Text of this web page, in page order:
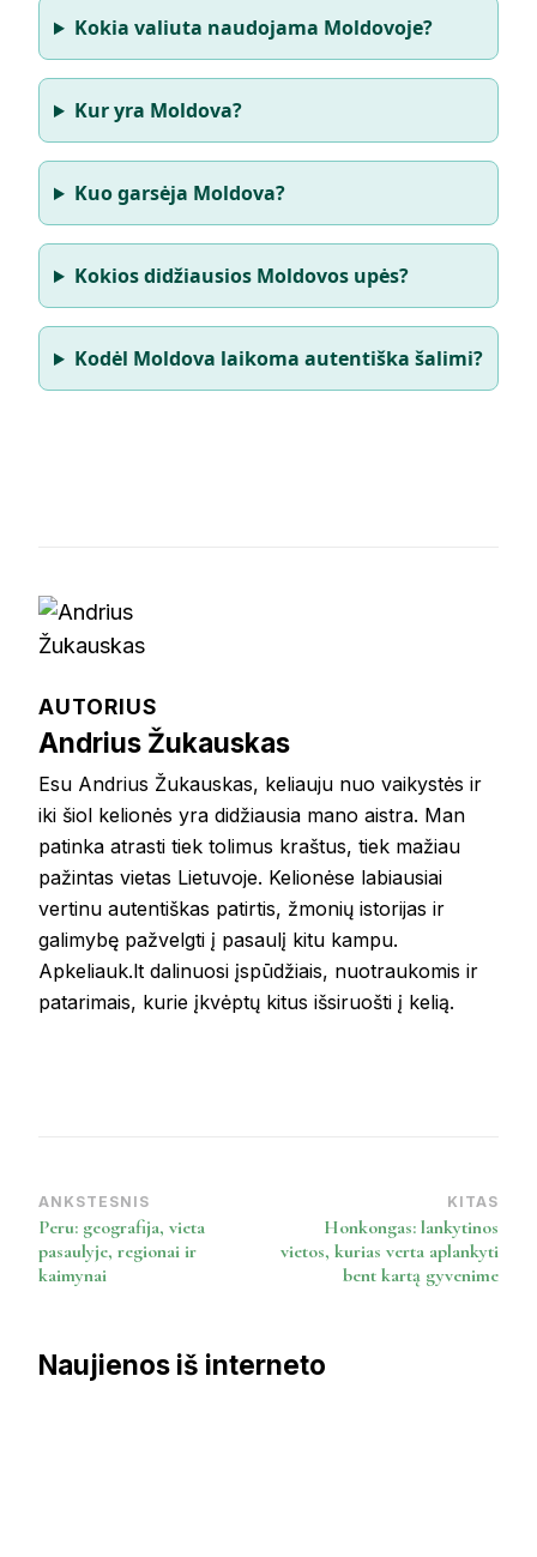
Kokia valiuta naudojama Moldovoje?
Kur yra Moldova?
Kuo garsėja Moldova?
Kokios didžiausios Moldovos upės?
Kodėl Moldova laikoma autentiška šalimi?
AUTORIUS
Andrius Žukauskas
Esu Andrius Žukauskas, keliauju nuo vaikystės ir
iki šiol kelionės yra didžiausia mano aistra. Man
patinka atrasti tiek tolimus kraštus, tiek mažiau
pažintas vietas Lietuvoje. Kelionėse labiausiai
vertinu autentiškas patirtis, žmonių istorijas ir
galimybę pažvelgti į pasaulį kitu kampu.
Apkeliauk.lt dalinuosi įspūdžiais, nuotraukomis ir
patarimais, kurie įkvėptų kitus išsiruošti į kelią.
Post
Navigation
ANKSTESNIS
Peru: geografija, vieta
pasaulyje, regionai ir
kaimynai
KITAS
Honkongas: lankytinos
vietos, kurias verta aplankyti
bent kartą gyvenime
Naujienos iš interneto